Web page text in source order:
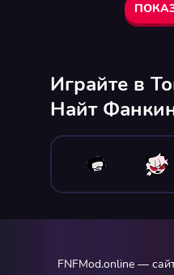
Играйте в
Найт
FNFMod.online —